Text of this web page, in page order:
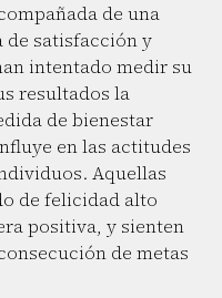
de una
satisfacción y
intentado medir su
resultados la
de bienestar
en las actitudes
Aquellas
de felicidad alto
positiva, y sienten
de metas